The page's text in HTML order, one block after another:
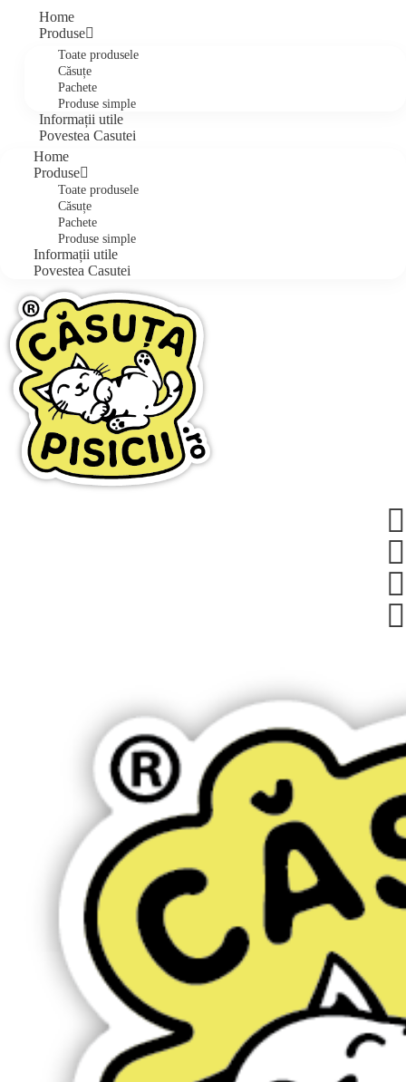
Home
Produse
Toate produsele
Căsuțe
Pachete
Produse simple
Informații utile
Povestea Casutei
Home
Produse
Toate produsele
Căsuțe
Pachete
Produse simple
Informații utile
Povestea Casutei